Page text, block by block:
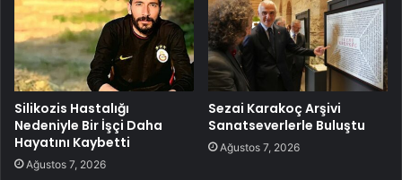
Silikozis Hastalığı
Nedeniyle Bir İşçi Daha
Hayatını Kaybetti
Ağustos 7, 2026
Sezai Karakoç Arşivi
Sanatseverlerle Buluştu
Ağustos 7, 2026